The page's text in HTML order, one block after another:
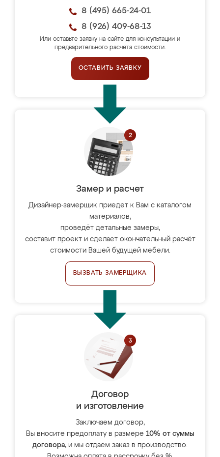
8 (495) 665-24-01
8 (926) 409-68-13
Или оставьте заявку на сайте для консультации и
предварительного расчёта стоимости.
ОСТАВИТЬ ЗАЯВКУ
Замер и расчет
Дизайнер-замерщик приедет к Вам с каталогом
материалов,
проведёт детальные замеры,
составит проект и сделает окончательный расчёт
стоимости Вашей будущей мебели.
ВЫЗВАТЬ ЗАМЕРЩИКА
Договор
и изготовление
Заключаем договор,
Вы вносите предоплату в размере 10% от суммы
договора, и мы отдаём заказ в производство.